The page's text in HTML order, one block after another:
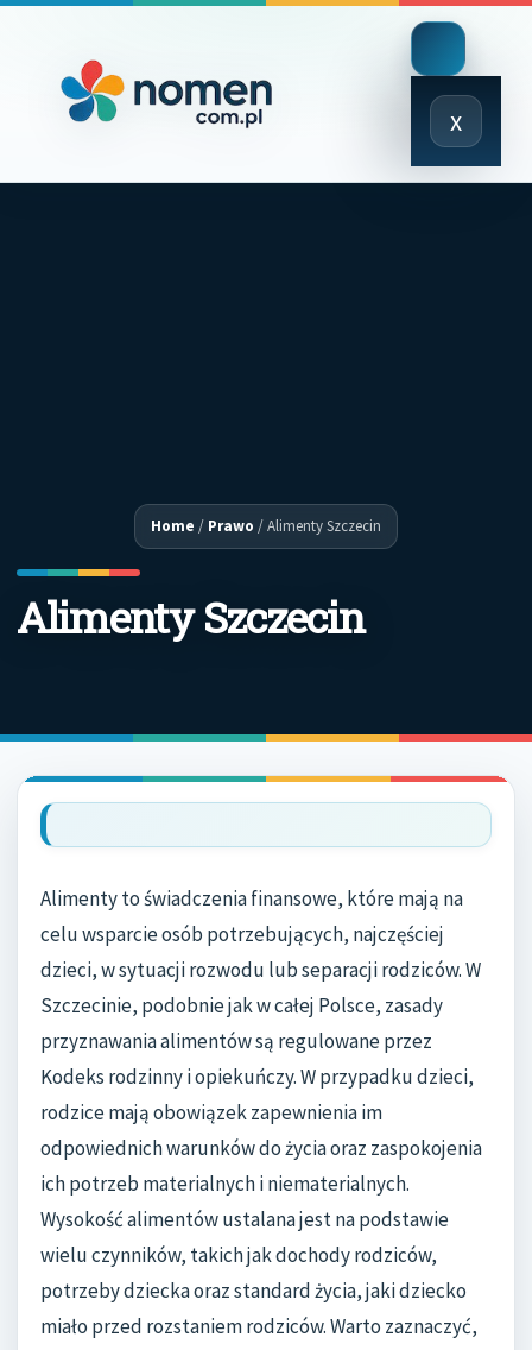
x
Close
Menu
Home / Prawo /Alimenty Szczecin
Alimenty Szczecin
Alimenty to świadczenia finansowe, które mają na
celu wsparcie osób potrzebujących, najczęściej
dzieci, w sytuacji rozwodu lub separacji rodziców. W
Szczecinie, podobnie jak w całej Polsce, zasady
przyznawania alimentów są regulowane przez
Kodeks rodzinny i opiekuńczy. W przypadku dzieci,
rodzice mają obowiązek zapewnienia im
odpowiednich warunków do życia oraz zaspokojenia
ich potrzeb materialnych i niematerialnych.
Wysokość alimentów ustalana jest na podstawie
wielu czynników, takich jak dochody rodziców,
potrzeby dziecka oraz standard życia, jaki dziecko
miało przed rozstaniem rodziców. Warto zaznaczyć,